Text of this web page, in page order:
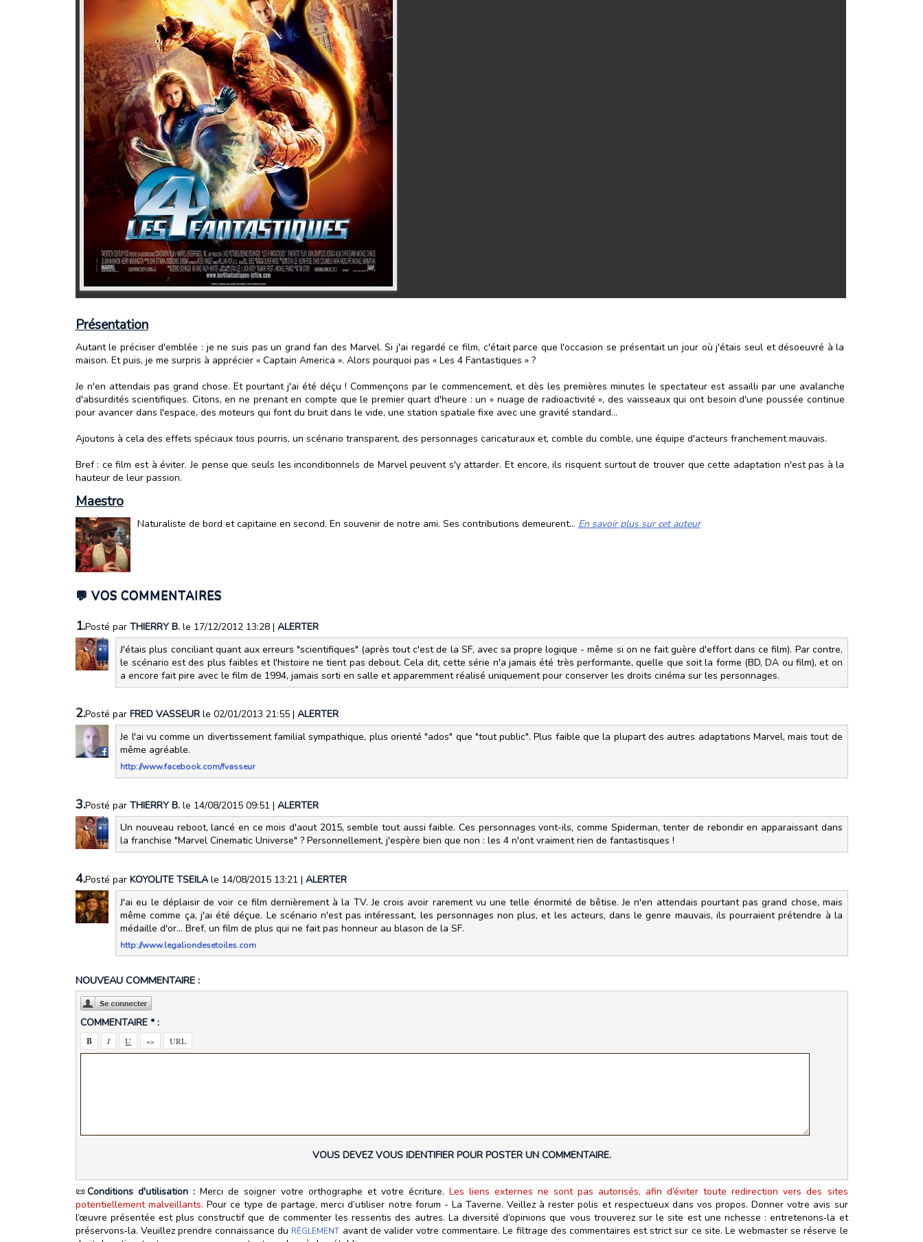
Présentation
Autant le préciser d'emblée : je ne suis pas un grand fan des Marvel. Si j'ai regardé ce film, c'était parce que l'occasion se présentait un jour où j'étais seul et désoeuvré à la
maison. Et puis, je me surpris à apprécier « Captain America ». Alors pourquoi pas « Les 4 Fantastiques » ?
Je n'en attendais pas grand chose. Et pourtant j'ai été déçu ! Commençons par le commencement, et dès les premières minutes le spectateur est assailli par une avalanche
d'absurdités scientifiques. Citons, en ne prenant en compte que le premier quart d'heure : un « nuage de radioactivité », des vaisseaux qui ont besoin d'une poussée continue
pour avancer dans l'espace, des moteurs qui font du bruit dans le vide, une station spatiale fixe avec une gravité standard...
Ajoutons à cela des effets spéciaux tous pourris, un scénario transparent, des personnages caricaturaux et, comble du comble, une équipe d'acteurs franchement mauvais.
Bref : ce film est à éviter. Je pense que seuls les inconditionnels de Marvel peuvent s'y attarder. Et encore, ils risquent surtout de trouver que cette adaptation n'est pas à la
hauteur de leur passion.
Maestro
Naturaliste de bord et capitaine en second. En souvenir de notre ami. Ses contributions demeurent... En savoir plus sur cet auteur
💬 VOS COMMENTAIRES
1.Posté par THIERRY B. le 17/12/2012 13:28 | ALERTER
J'étais plus conciliant quant aux erreurs "scientifiques" (après tout c'est de la SF, avec sa propre logique - même si on ne fait guère d'effort dans ce film). Par contre,
le scénario est des plus faibles et l'histoire ne tient pas debout. Cela dit, cette série n'a jamais été très performante, quelle que soit la forme (BD, DA ou film), et on
a encore fait pire avec le film de 1994, jamais sorti en salle et apparemment réalisé uniquement pour conserver les droits cinéma sur les personnages.
2.Posté par FRED VASSEUR le 02/01/2013 21:55 | ALERTER
Je l'ai vu comme un divertissement familial sympathique, plus orienté "ados" que "tout public". Plus faible que la plupart des autres adaptations Marvel, mais tout de
même agréable.
http://www.facebook.com/fvasseur
3.Posté par THIERRY B. le 14/08/2015 09:51 | ALERTER
Un nouveau reboot, lancé en ce mois d'aout 2015, semble tout aussi faible. Ces personnages vont-ils, comme Spiderman, tenter de rebondir en apparaissant dans
la franchise "Marvel Cinematic Universe" ? Personnellement, j'espère bien que non : les 4 n'ont vraiment rien de fantastisques !
4.Posté par KOYOLITE TSEILAle 14/08/2015 13:21 | ALERTER
J'ai eu le déplaisir de voir ce film dernièrement à la TV. Je crois avoir rarement vu une telle énormité de bêtise. Je n'en attendais pourtant pas grand chose, mais
même comme ça, j'ai été déçue. Le scénario n'est pas intéressant, les personnages non plus, et les acteurs, dans le genre mauvais, ils pourraient prétendre à la
médaille d'or... Bref, un film de plus qui ne fait pas honneur au blason de la SF.
http://www.legaliondesetoiles.com
NOUVEAU COMMENTAIRE :
COMMENTAIRE * :
VOUS DEVEZ VOUS IDENTIFIER POUR POSTER UN COMMENTAIRE.
📜Conditions d'utilisation :Merci de soigner votre orthographe et votre écriture.Les liens externes ne sont pas autorisés, afin d’éviter toute redirection vers des sites
potentiellement malveillants. Pour ce type de partage, merci d’utiliser notre forum - La Taverne. Veillez à rester polis et respectueux dans vos propos. Donner votre avis sur
l’œuvre présentée est plus constructif que de commenter les ressentis des autres. La diversité d’opinions que vous trouverez sur le site est une richesse : entretenons‑la et
préservons‑la. Veuillez prendre connaissance du RÈGLEMENT avant de valider votre commentaire. Le filtrage des commentaires est strict sur ce site. Le webmaster se réserve le